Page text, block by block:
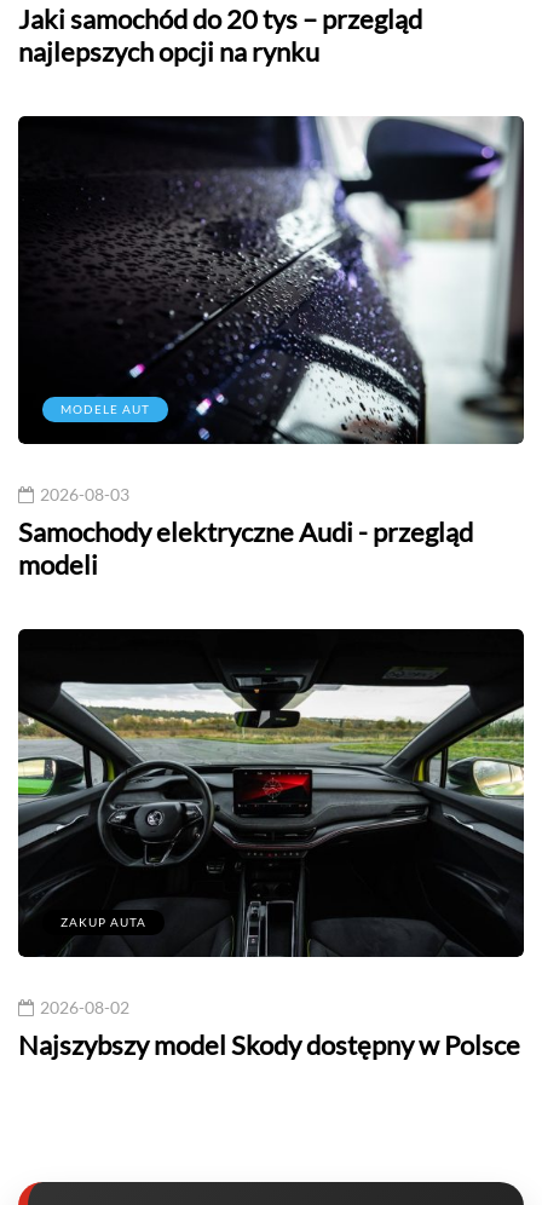
Jaki samochód do 20 tys – przegląd
najlepszych opcji na rynku
MODELE AUT
2026-08-03
Samochody elektryczne Audi - przegląd
modeli
ZAKUP AUTA
2026-08-02
Najszybszy model Skody dostępny w Polsce